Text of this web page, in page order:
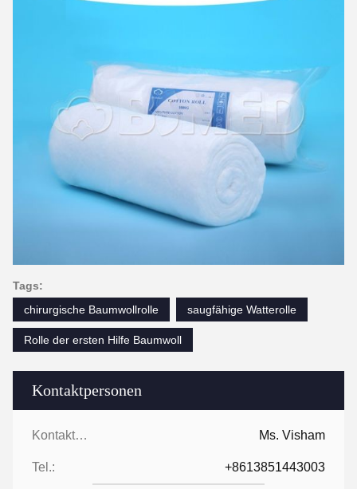
Kontaktpersonen
Kontaktpersonen: Ms. Visham
Tel.: +8613851443003
Tags:
chirurgische Baumwollrolle
saugfähige Watterolle
Rolle der ersten Hilfe Baumwoll